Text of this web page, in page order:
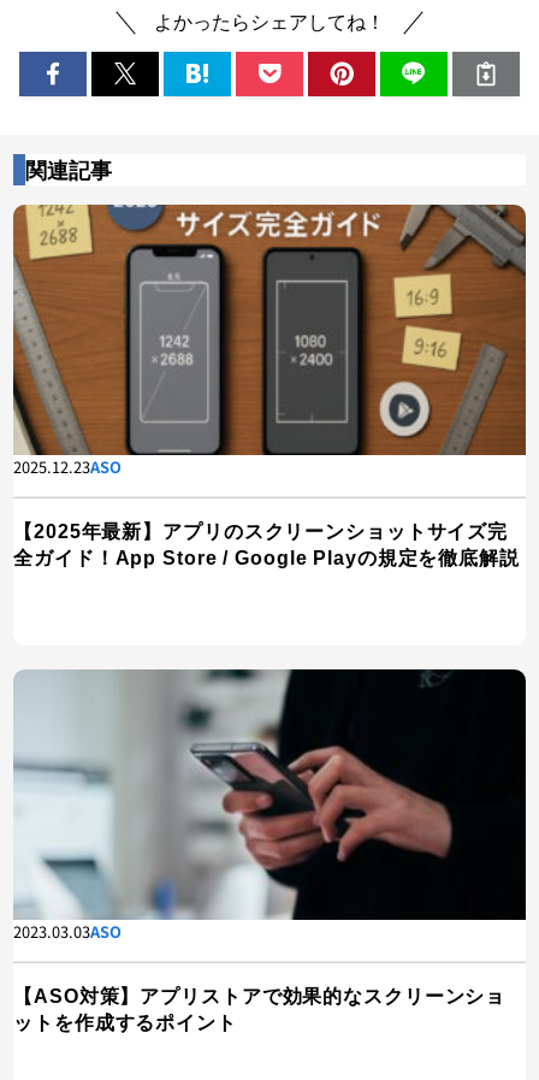
よかったらシェアしてね！
関連記事
2025.12.23ASO
【2025年最新】アプリのスクリーンショットサイズ完
全ガイド！App Store / Google Playの規定を徹底解説
2023.03.03ASO
【ASO対策】アプリストアで効果的なスクリーンショ
ットを作成するポイント